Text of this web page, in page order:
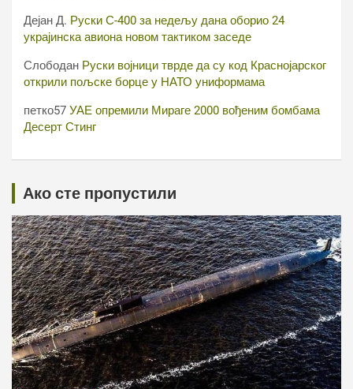
Дејан Д. Руски С-400 за недељу дана оборио 24
украјинска авиона новом тактиком заседе
Слободан Руски војници тврде да су код Краснојарског
открили пољске борце у НАТО униформама
петко57 УАЕ опремили Мираге 2000 вођеним бомбама
Десерт Стинг
Ако сте пропустили